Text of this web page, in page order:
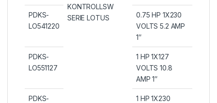
KONTROLLSW
SERIE LOTUS
PDKS-
LO541220
0.75 HP 1X230
VOLTS 5.2 AMP
1″
PDKS-
LO551127
1 HP 1X127
VOLTS 10.8
AMP 1″
PDKS-
1 HP 1X230